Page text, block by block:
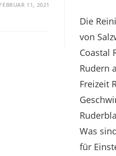
FEBRUAR 11, 2021
Die
von
Coastal
Rudern
Freizeit
Was
für